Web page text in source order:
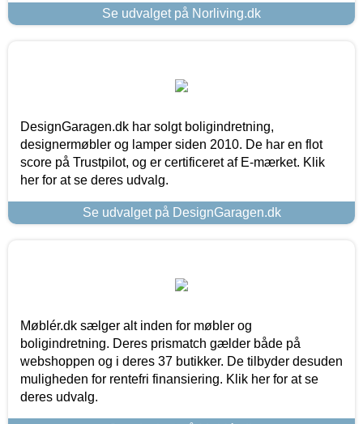
Se udvalget på Norliving.dk
DesignGaragen.dk har solgt boligindretning,
designermøbler og lamper siden 2010. De har en flot
score på Trustpilot, og er certificeret af E-mærket. Klik
her for at se deres udvalg.
Se udvalget på DesignGaragen.dk
Møblér.dk sælger alt inden for møbler og
boligindretning. Deres prismatch gælder både på
webshoppen og i deres 37 butikker. De tilbyder desuden
muligheden for rentefri finansiering. Klik her for at se
deres udvalg.